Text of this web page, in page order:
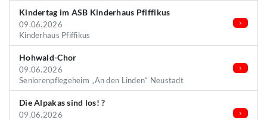
Kindertag im ASB Kinderhaus Pfiffikus
09.06.2026
Kinderhaus Pfiffikus
Hohwald-Chor
09.06.2026
Seniorenpflegeheim „An den Linden“ Neustadt
Die Alpakas sind los! ?
09.06.2026